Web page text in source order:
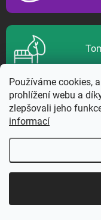
Používáme cookies,
prohlížení webu a
zlepšovali jeho
informací
KATEGORIE
DŮM A ZAHRADA
Elektrocentrály
Vybavení dílny